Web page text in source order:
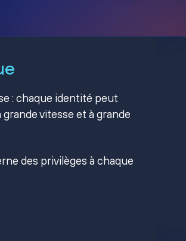
: chaque identité peut
vitesse et à grande
des privilèges à chaque